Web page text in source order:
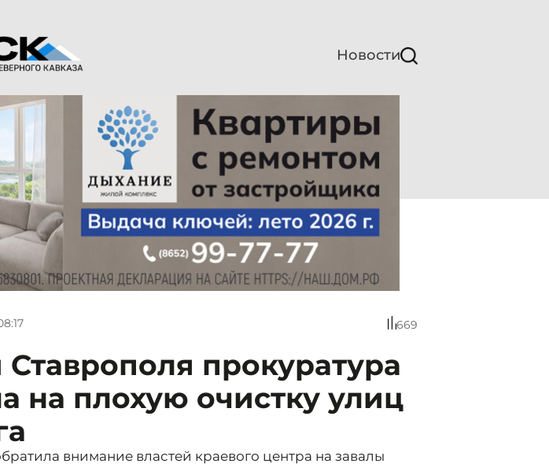
Новости
669
прокуратура
на плохую очистку улиц
внимание властей краевого центра на завалы